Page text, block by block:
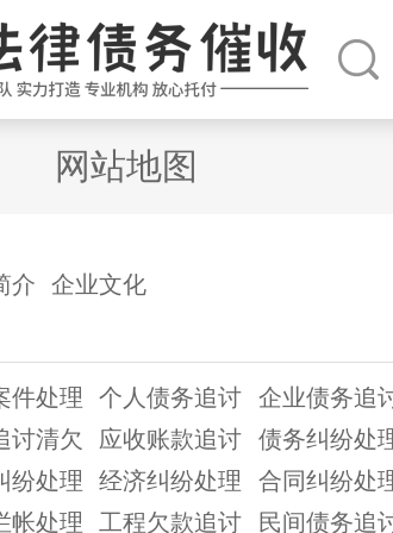
网站地图
介 企业文化
件处理 个人债务追讨
企业债务追
讨清欠
应收账款追讨
债务纠纷处
纷处理
经济纠纷处理
合同纠纷处
帐处理
工程欠款追讨
民间债务追